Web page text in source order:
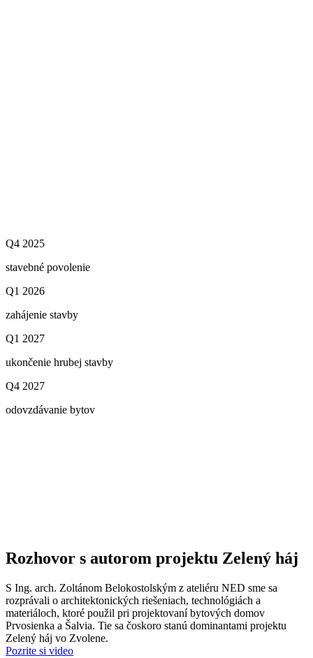
Q4 2025
stavebné povolenie
Q1 2026
zahájenie stavby
Q1 2027
ukončenie hrubej stavby
Q4 2027
odovzdávanie bytov
Rozhovor s autorom projektu Zelený háj
S Ing. arch. Zoltánom Belokostolským z ateliéru NED sme sa
rozprávali o architektonických riešeniach, technológiách a
materiáloch, ktoré použil pri projektovaní bytových domov
Prvosienka a Šalvia. Tie sa čoskoro stanú dominantami projektu
Zelený háj vo Zvolene.
Pozrite si video